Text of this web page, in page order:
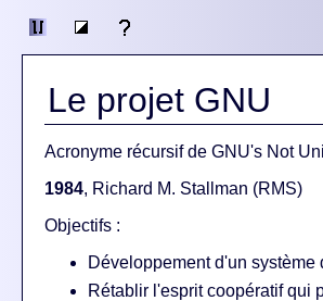
Le projet GNU
Acronyme récursif de GNU's Not
1984, Richard M. Stallman (RMS)
Objectifs :
Développement d'un
Rétablir l'esprit coopératif qui